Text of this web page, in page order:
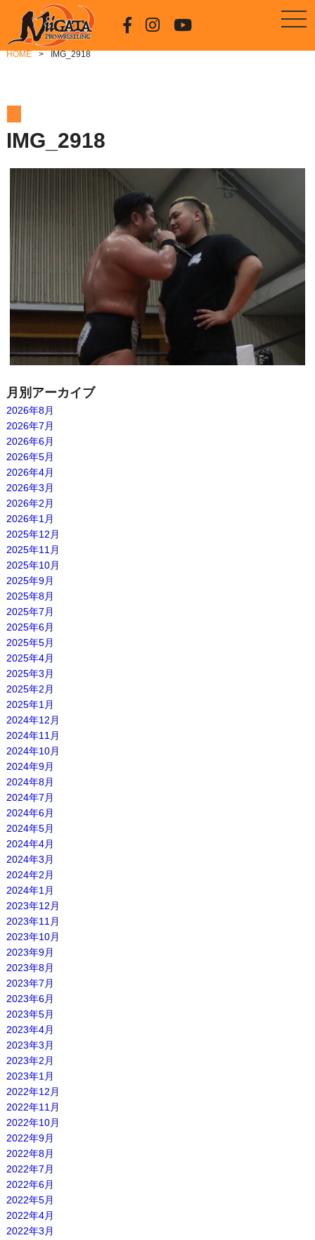
HOME IMG_2918
IMG_2918
月別アーカイブ
2026年8月
2026年7月
2026年6月
2026年5月
2026年4月
2026年3月
2026年2月
2026年1月
2025年12月
2025年11月
2025年10月
2025年9月
2025年8月
2025年7月
2025年6月
2025年5月
2025年4月
2025年3月
2025年2月
2025年1月
2024年12月
2024年11月
2024年10月
2024年9月
2024年8月
2024年7月
2024年6月
2024年5月
2024年4月
2024年3月
2024年2月
2024年1月
2023年12月
2023年11月
2023年10月
2023年9月
2023年8月
2023年7月
2023年6月
2023年5月
2023年4月
2023年3月
2023年2月
2023年1月
2022年12月
2022年11月
2022年10月
2022年9月
2022年8月
2022年7月
2022年6月
2022年5月
2022年4月
2022年3月